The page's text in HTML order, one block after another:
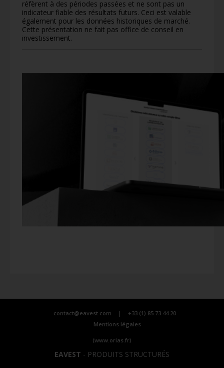
réfèrent à des périodes passées et ne sont pas un
indicateur fiable des résultats futurs. Ceci est valable
également pour les données historiques de marché.
Cette présentation ne fait pas office de conseil en
investissement.
contact@eavest.com |
+33 (1) 85 73 44 20
Mentions légales
(www.orias.fr)
EAVEST - PRODUITS STRUCTURÉS